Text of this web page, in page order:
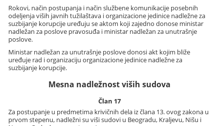
Rokovi, način postupanja i način službene komunikacije posebnih
odeljenja viših javnih tužilaštava i organizacione jedinice nadležne za
suzbijanje korupcije uređuju se aktom koji zajedno donose ministar
nadležan za poslove pravosuđa i ministar nadležan za unutrašnje
poslove.
Ministar nadležan za unutrašnje poslove donosi akt kojim bliže
uređuje rad i organizaciju organizacione jedinice nadležne za
suzbijanje korupcije.
Mesna nadležnost viših sudova
Član 17
Za postupanje u predmetima krivičnih dela iz člana 13. ovog zakona u
prvom stepenu, nadležni su viši sudovi u Beogradu, Kraljevu, Nišu i